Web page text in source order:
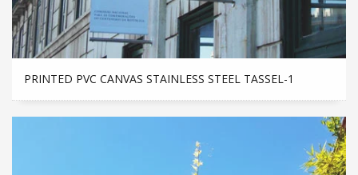
PRINTED PVC CANVAS STAINLESS STEEL TASSEL-1